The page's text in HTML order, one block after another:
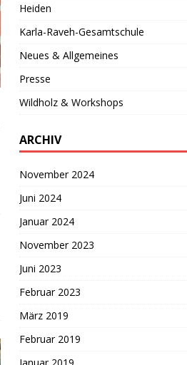
Heiden
Karla-Raveh-Gesamtschule
Neues & Allgemeines
Presse
Wildholz & Workshops
ARCHIV
November 2024
Juni 2024
Januar 2024
November 2023
Juni 2023
Februar 2023
März 2019
Februar 2019